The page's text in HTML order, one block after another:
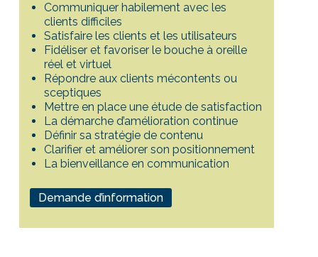
Communiquer habilement avec les
clients difficiles
Satisfaire les clients et les utilisateurs
Fidéliser et favoriser le bouche à oreille
réel et virtuel
Répondre aux clients mécontents ou
sceptiques
Mettre en place une étude de satisfaction
La démarche d’amélioration continue
Définir sa stratégie de contenu
Clarifier et améliorer son positionnement
La bienveillance en communication
Demande d’information